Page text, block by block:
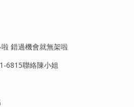
錯過機會就無架啦‍‍‍
6815聯絡陳小姐